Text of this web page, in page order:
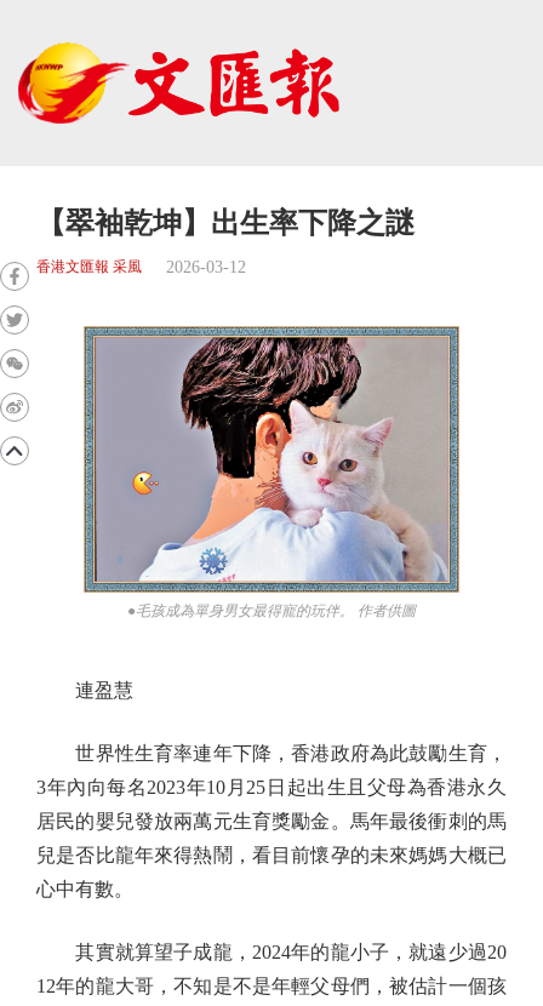
【翠袖乾坤】出生率下降之謎
香港文匯報 采風 2026-03-12
●毛孩成為單身男女最得寵的玩伴。 作者供圖
連盈慧
世界性生育率連年下降，香港政府為此鼓勵生育，
3年內向每名2023年10月25日起出生且父母為香港永久
居民的嬰兒發放兩萬元生育獎勵金。馬年最後衝刺的馬
兒是否比龍年來得熱鬧，看目前懷孕的未來媽媽大概已
心中有數。
其實就算望子成龍，2024年的龍小子，就遠少過20
12年的龍大哥，不知是不是年輕父母們，被估計一個孩